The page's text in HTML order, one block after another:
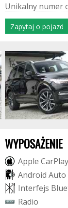
Unikalny numer
Zapytaj o pojazd
WYPOSAŻENIE
Apple CarPlay
Android Auto
Interfejs Blue
Radio